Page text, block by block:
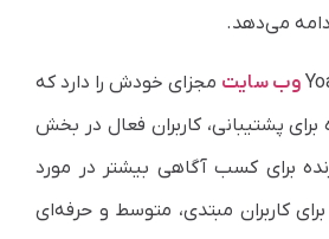
می‌دهد.
وب سایت مجزای خودش را دارد که
برای پشتیبانی، کاربران فعال در بخش
برای کسب آگاهی بیشتر در مورد
کاربران مبتدی، متوسط و حرفه‌ای